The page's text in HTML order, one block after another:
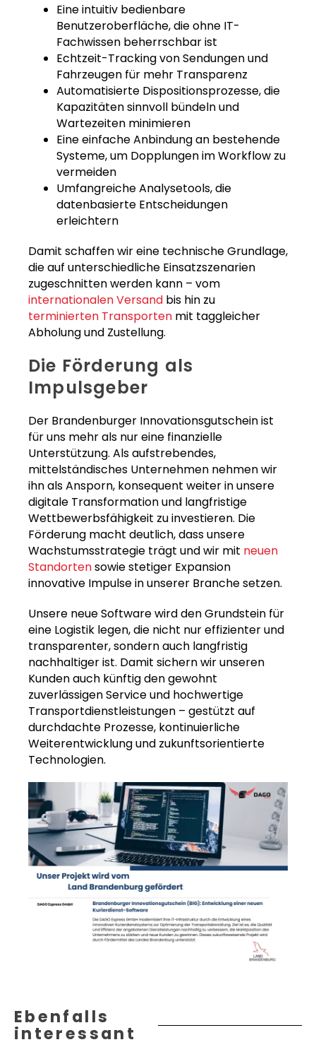
Eine intuitiv bedienbare
Benutzeroberfläche, die ohne IT-
Fachwissen beherrschbar ist
Echtzeit-Tracking von Sendungen und
Fahrzeugen für mehr Transparenz
Automatisierte Dispositionsprozesse, die
Kapazitäten sinnvoll bündeln und
Wartezeiten minimieren
Eine einfache Anbindung an bestehende
Systeme, um Dopplungen im Workflow zu
vermeiden
Umfangreiche Analysetools, die
datenbasierte Entscheidungen
erleichtern
Damit schaffen wir eine technische Grundlage,
die auf unterschiedliche Einsatzszenarien
zugeschnitten werden kann – vom
internationalen Versand bis hin zu
terminierten Transporten mit taggleicher
Abholung und Zustellung.
Die Förderung als
Impulsgeber
Der Brandenburger Innovationsgutschein ist
für uns mehr als nur eine finanzielle
Unterstützung. Als aufstrebendes,
mittelständisches Unternehmen nehmen wir
ihn als Ansporn, konsequent weiter in unsere
digitale Transformation und langfristige
Wettbewerbsfähigkeit zu investieren. Die
Förderung macht deutlich, dass unsere
Wachstumsstrategie trägt und wir mit neuen
Standortensowie stetiger Expansion
innovative Impulse in unserer Branche setzen.
Unsere neue Software wird den Grundstein für
eine Logistik legen, die nicht nur effizienter und
transparenter, sondern auch langfristig
nachhaltiger ist. Damit sichern wir unseren
Kunden auch künftig den gewohnt
zuverlässigen Service und hochwertige
Transportdienstleistungen – gestützt auf
durchdachte Prozesse, kontinuierliche
Weiterentwicklung und zukunftsorientierte
Technologien.
Ebenfalls
interessant